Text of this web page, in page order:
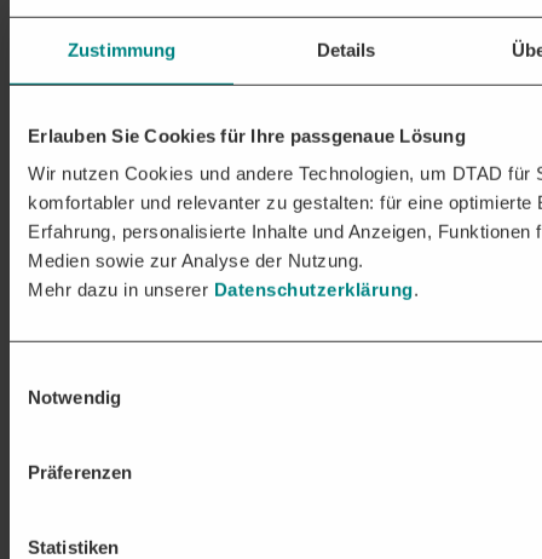
Zustimmung Details
Erlauben Sie Cookies für Ihre passgenaue Lösung
Wir nutzen Cookies und andere Technologien, um DTAD für
komfortabler und relevanter zu gestalten: für eine optimierte
Erfahrung, personalisierte Inhalte und Anzeigen, Funktionen
Medien sowie zur Analyse der Nutzung.
Mehr dazu in unserer Datenschutzerklärung.
Notwendig
Präferenzen
Statistiken